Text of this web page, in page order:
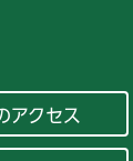
アクセス